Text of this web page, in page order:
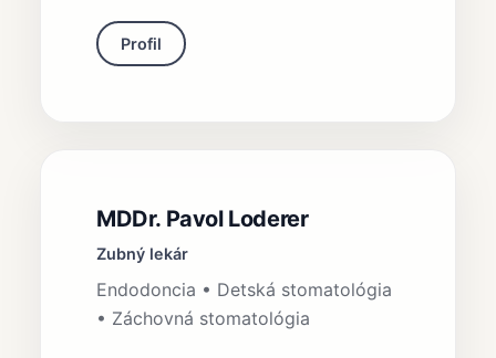
Profil
MDDr. Pavol Loderer
Zubný lekár
Endodoncia • Detská stomatológia
• Záchovná stomatológia